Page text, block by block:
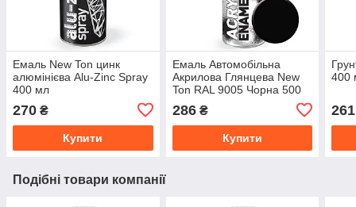
Емаль New Ton цинк
алюмінієва Alu-Zinc Spray
400 мл
270 ₴
Купити
Емаль Автомобільна
Акрилова Глянцева New
Ton RAL 9005 Чорна 500
286₴
Купити
400
261
Подібні товари компанії